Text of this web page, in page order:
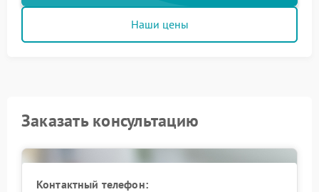
Наши цены
Заказать консультацию
Контактный телефон: